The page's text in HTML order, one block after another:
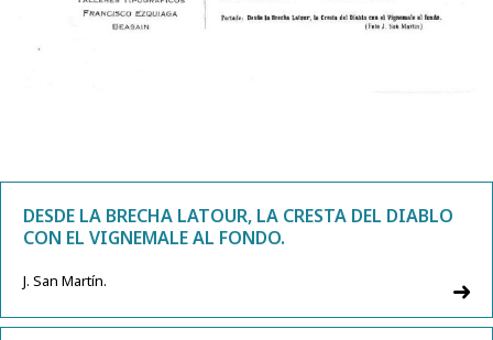
DESDE LA BRECHA LATOUR, LA CRESTA DEL DIABLO
CON EL VIGNEMALE AL FONDO.
J. San Martín.